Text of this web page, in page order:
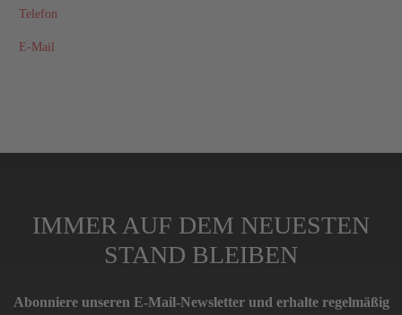
Telefon
E-Mail
IMMER AUF DEM NEUESTEN
STAND BLEIBEN
Abonniere unseren E-Mail-Newsletter und erhalte regelmäßig